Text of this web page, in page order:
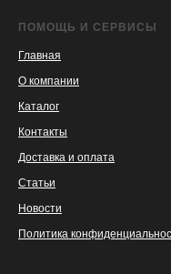
ПОМОЩЬ И СЕРВИСЫ
Главная
О компании
Каталог
Контакты
Доставка и оплата
Статьи
Новости
Политика